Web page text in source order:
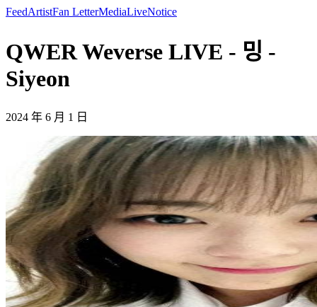
FeedArtistFan LetterMediaLiveNotice
QWER Weverse LIVE - 밍 -
Siyeon
2024 年 6 月 1 日